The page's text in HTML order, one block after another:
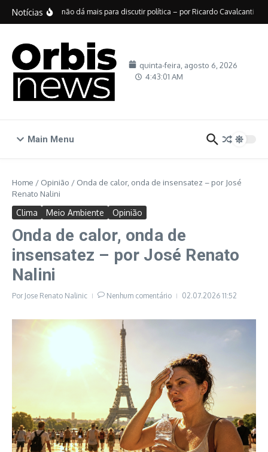
Ir para o conteúdo
Notícias
No Brasil, não dá mais para discutir política – por Ricardo Cavalcanti
quinta-feira, agosto 6, 2026
4:43:01 AM
Main Menu
Home / Opinião / Onda de calor, onda de insensatez – por José
Renato Nalini
Clima Meio Ambiente Opinião
Onda de calor, onda de
insensatez – por José Renato
Nalini
Por Jose Renato Nalinic Nenhum comentário 02.07.2026 11:52